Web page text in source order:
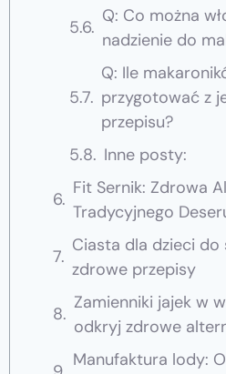
Q: Co można
nadzienie do
Q: Ile
przygotować z
przepisu?
Inne posty:
Fit Sernik: Zdrowa
Tradycyjnego
Ciasta dla dzieci do
zdrowe przepisy
Zamienniki jajek w
odkryj zdrowe
Manufaktura lody: